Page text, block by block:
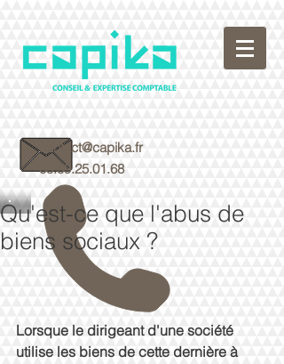
contact@capika.fr
05.59.25.01.68
Qu'est-ce que l'abus de
biens sociaux ?
Lorsque le dirigeant d'une société
utilise les biens de cette dernière à